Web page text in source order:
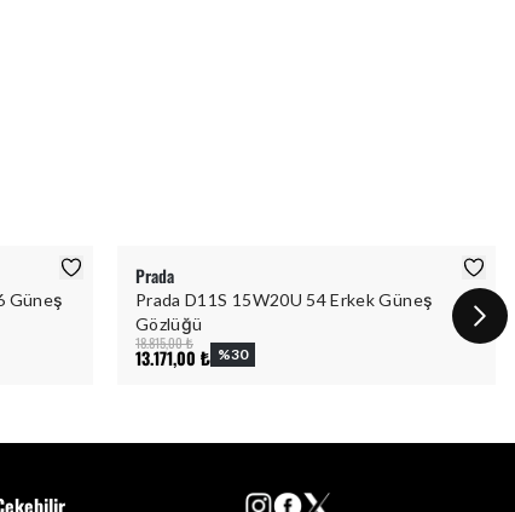
Güneş
Prada
Prada D11S 15W20U 54 Erkek Güneş
Gözlüğü
18.815,00 ₺
13.171,00 ₺ %30